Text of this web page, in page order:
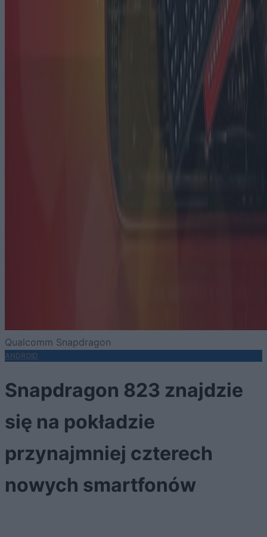
Qualcomm Snapdragon
ANDROID
Snapdragon 823 znajdzie
się na pokładzie
przynajmniej czterech
nowych smartfonów